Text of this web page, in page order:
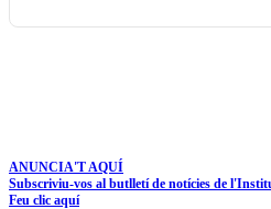
ANUNCIA'T AQUÍ
Subscriviu-vos al butlletí de notícies de
Feu clic aquí